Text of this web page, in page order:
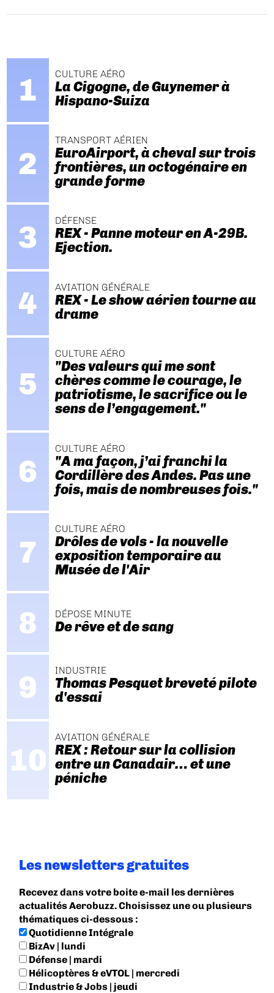
CULTURE AÉRO
La Cigogne, de Guynemer à
Hispano-Suiza
TRANSPORT AÉRIEN
EuroAirport, à cheval sur trois
frontières, un octogénaire en
grande forme
DÉFENSE
REX - Panne moteur en A-29B.
Ejection.
AVIATION GÉNÉRALE
REX - Le show aérien tourne au
drame
CULTURE AÉRO
"Des valeurs qui me sont
chères comme le courage, le
patriotisme, le sacrifice ou le
sens de l’engagement."
CULTURE AÉRO
"A ma façon, j’ai franchi la
Cordillère des Andes. Pas une
fois, mais de nombreuses fois."
CULTURE AÉRO
Drôles de vols - la nouvelle
exposition temporaire au
Musée de l'Air
DÉPOSE MINUTE
De rêve et de sang
INDUSTRIE
Thomas Pesquet breveté pilote
d'essai
AVIATION GÉNÉRALE
REX : Retour sur la collision
entre un Canadair… et une
péniche
Les newsletters gratuites
Recevez dans votre boite e-mail les dernières
actualités Aerobuzz. Choisissez une ou plusieurs
thématiques ci-dessous :
Quotidienne Intégrale
BizAv | lundi
Défense | mardi
Hélicoptères & eVTOL | mercredi
Industrie & Jobs | jeudi